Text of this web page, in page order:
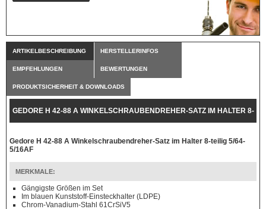
ARTIKELBESCHREIBUNG HERSTELLERINFOS
EMPFEHLUNGEN BEWERTUNGEN
PRODUKTSICHERHEIT & DOWNLOADS
GEDORE H 42-88 A WINKELSCHRAUBENDREHER-SATZ IM HALTER 8-
Gedore H 42-88 A Winkelschraubendreher-Satz im Halter 8-teilig 5/64-
5/16AF
MERKMALE:
Gängigste Größen im Set
Im blauen Kunststoff-Einsteckhalter (LDPE)
Chrom-Vanadium-Stahl 61CrSiV5